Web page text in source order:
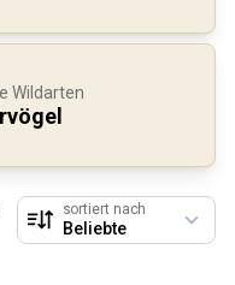
Wildarten
sortiert nach